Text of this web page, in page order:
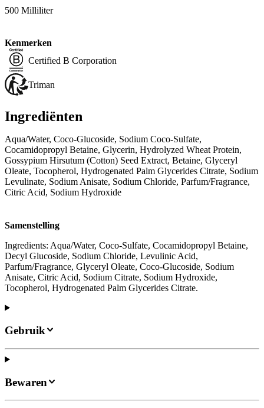
500 Milliliter
Kenmerken
Certified B Corporation
Triman
Ingrediënten
Aqua/Water, Coco-Glucoside, Sodium Coco-Sulfate,
Cocamidopropyl Betaine, Glycerin, Hydrolyzed Wheat Protein,
Gossypium Hirsutum (Cotton) Seed Extract, Betaine, Glyceryl
Oleate, Tocopherol, Hydrogenated Palm Glycerides Citrate, Sodium
Levulinate, Sodium Anisate, Sodium Chloride, Parfum/Fragrance,
Citric Acid, Sodium Hydroxide
Samenstelling
Ingredients: Aqua/Water, Coco-Sulfate, Cocamidopropyl Betaine,
Decyl Glucoside, Sodium Chloride, Levulinic Acid,
Parfum/Fragrance, Glyceryl Oleate, Coco-Glucoside, Sodium
Anisate, Citric Acid, Sodium Citrate, Sodium Hydroxide,
Tocopherol, Hydrogenated Palm Glycerides Citrate.
Gebruik
Bewaren